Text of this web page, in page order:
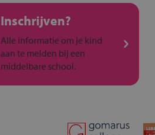
Inschrijven?
Alle informatie om je kind
aan te melden bij een
middelbare school.